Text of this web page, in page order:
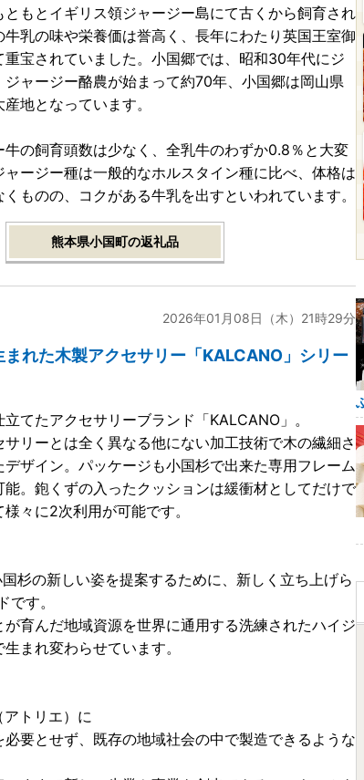
ともとイギリス領ジャージー島にて古くから飼育され
乳の味や栄養価は誉高く、長年にわたり英国王室御
重宝されていました。小国郷では、昭和30年代にジ
ジャージー酪農が始まって約70年、小国郷は岡山県
地となっています。
牛の飼育頭数は少なく、全乳牛のわずか0.8％と大変
ージー種は一般的なホルスタイン種に比べ、体格は
ものの、コクがある牛乳を出すといわれています。
熊本県小国町の返礼品
2026年01月08日（木）21時29分
まれた木製アクセサリー「KALCANO」シリー
てたアクセサリーブランド「KALCANO」。
リーとは全く異なる他にない加工技術で木の繊細さ
デザイン。パッケージも小国杉で出来た専用フレーム
能。鉋くずの入ったクッションは緩衝材としてだけで
々に2次利用が可能です。
杉の新しい姿を提案するために、新しく立ち上げら
す。
育んだ地域資源を世界に通用する洗練されたハイジ
まれ変わらせています。
トリエ）に
要とせず、既存の地域社会の中で製造できるような